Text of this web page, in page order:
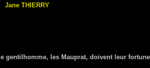
Jane THIERRY
gentilhomme, les Mauprat, doivent leur